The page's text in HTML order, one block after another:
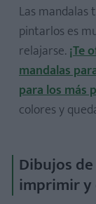
Las
pintarlos es
relajarse. ¡Te
mandalas
para los más
colores y
Dibujos
imprimir y